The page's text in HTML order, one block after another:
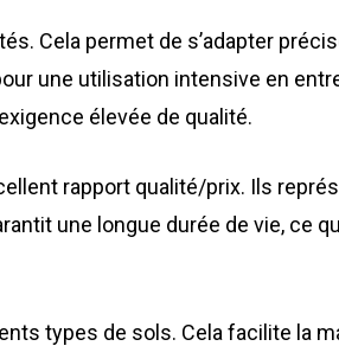
Cela permet de s’adapter
une utilisation intensive en
élevée de qualité.
rapport qualité/prix. Ils
une longue durée de vie, ce
types de sols. Cela facilite la